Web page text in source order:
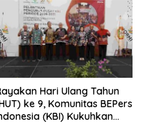
Hari Ulang Tahun
ke 9, Komunitas BEPers
(KBI) Kukuhkan